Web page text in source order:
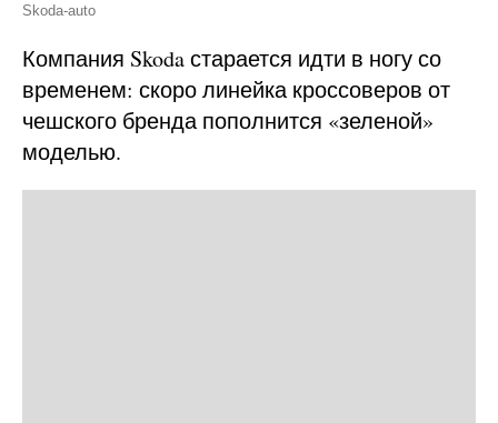
Skoda-auto
Компания Skoda старается идти в ногу со
временем: скоро линейка кроссоверов от
чешского бренда пополнится «зеленой»
моделью.